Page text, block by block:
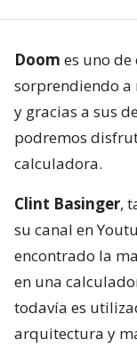
Doom es uno
sorprendiendo a
y gracias a sus
podremos
calculadora.
Clint Basinger,
su canal en
encontrado la
en una
todavía es
arquitectura y